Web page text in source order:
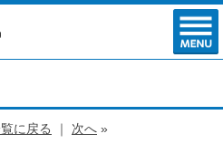
に戻る ｜ 次へ »